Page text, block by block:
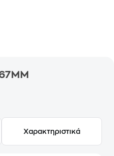
67ΜΜ
Χαρακτηριστικά